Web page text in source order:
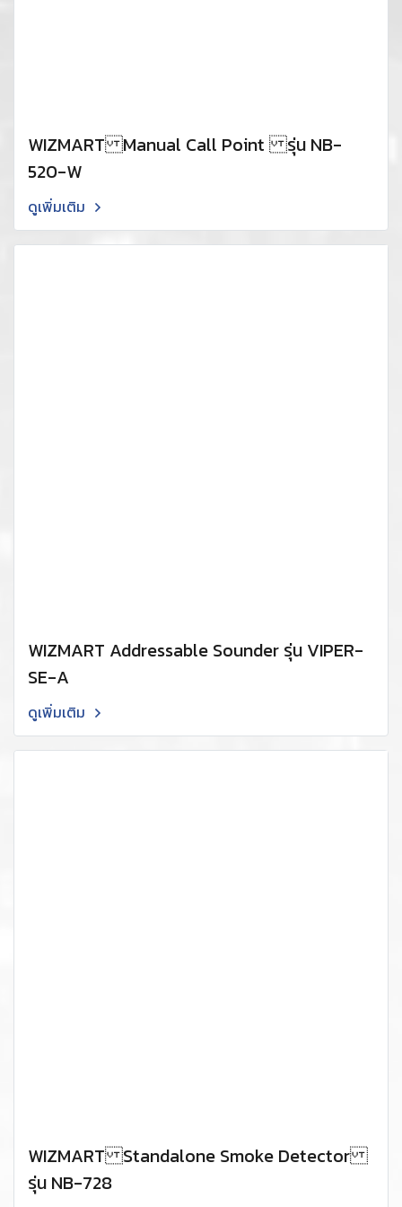
WIZMART Manual Call Point รุ่น NB-
520-W
ดูเพิ่มเติม
WIZMART Addressable Sounder รุ่น VIPER-
SE-A
ดูเพิ่มเติม
WIZMART Standalone Smoke Detector
รุ่น NB-728